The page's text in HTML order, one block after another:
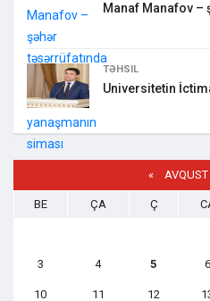
Manaf Manafov –
TƏHSIL
Universitetin
«
BE ÇA Ç
3 4 5 6
10 11 12